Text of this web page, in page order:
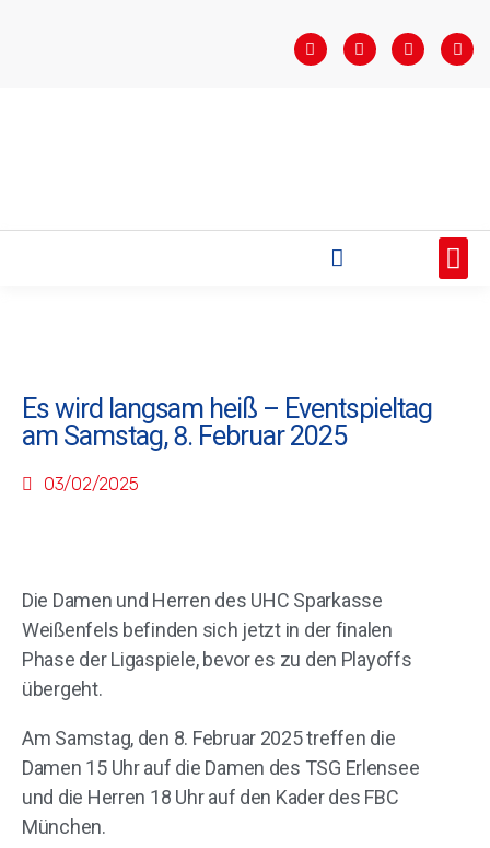
Es wird langsam heiß – Eventspieltag
am Samstag, 8. Februar 2025
03/02/2025
Die Damen und Herren des UHC Sparkasse
Weißenfels befinden sich jetzt in der finalen
Phase der Ligaspiele, bevor es zu den Playoffs
übergeht.
Am Samstag, den 8. Februar 2025 treffen die
Damen 15 Uhr auf die Damen des TSG Erlensee
und die Herren 18 Uhr auf den Kader des FBC
München.